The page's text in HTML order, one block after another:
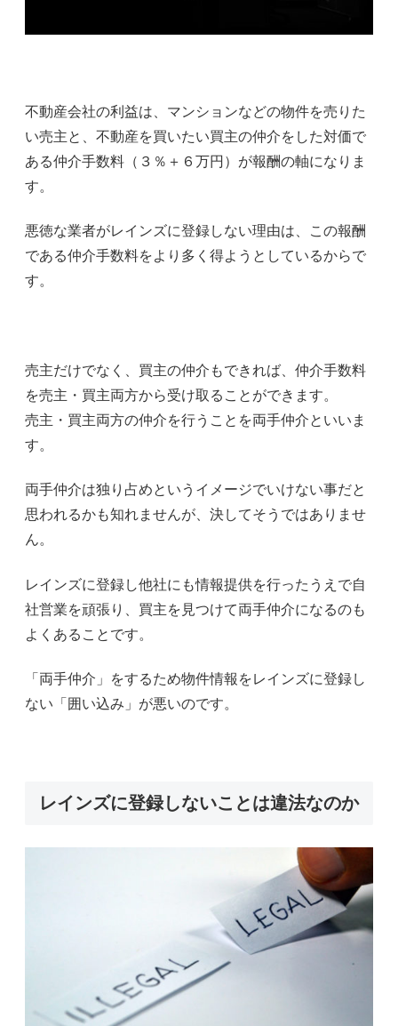
不動産会社の利益は、マンションなどの物件を売りた
い売主と、不動産を買いたい買主の仲介をした対価で
ある仲介手数料（３％＋６万円）が報酬の軸になりま
す。
悪徳な業者がレインズに登録しない理由は、この報酬
である仲介手数料をより多く得ようとしているからで
す。
売主だけでなく、買主の仲介もできれば、仲介手数料
を売主・買主両方から受け取ることができます。
売主・買主両方の仲介を行うことを両手仲介といいま
す。
両手仲介は独り占めというイメージでいけない事だと
思われるかも知れませんが、決してそうではありませ
ん。
レインズに登録し他社にも情報提供を行ったうえで自
社営業を頑張り、買主を見つけて両手仲介になるのも
よくあることです。
「両手仲介」をするため物件情報をレインズに登録し
ない「囲い込み」が悪いのです。
レインズに登録しないことは違法なのか